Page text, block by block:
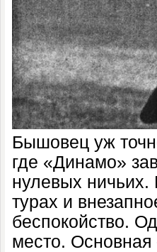
Бышовец уж
где «Динамо»
нулевых
турах и
беспокойство.
место.